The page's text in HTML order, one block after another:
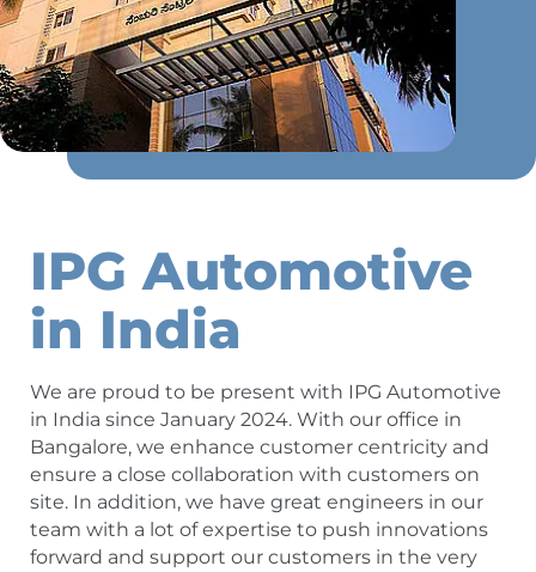
IPG Automotive
in India
We are proud to be present with IPG Automotive
in India since January 2024. With our office in
Bangalore, we enhance customer centricity and
ensure a close collaboration with customers on
site. In addition, we have great engineers in our
team with a lot of expertise to push innovations
forward and support our customers in the very